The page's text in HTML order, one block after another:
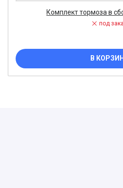
Комплект тормоза в
под
В